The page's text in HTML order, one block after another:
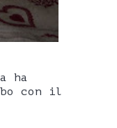
ha
con il